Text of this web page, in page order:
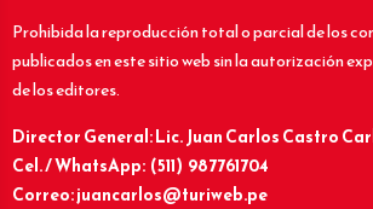
Prohibida la reproducción total o parcial de los
publicados en este sitio web sin la autorización
de los editores.
Director General: Lic.Juan Carlos Castro
Cel. / WhatsApp: (511) 987761704
Correo: juancarlos@turiweb.pe